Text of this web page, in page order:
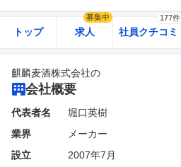
トップ 求人
募集中
社員クチコミ
177件
麒麟麦酒株式会社の
会社概要
代表者名
堀口英樹
業界
メーカー
設立
2007年7月